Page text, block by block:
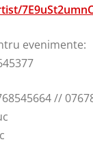
evenimente:
//